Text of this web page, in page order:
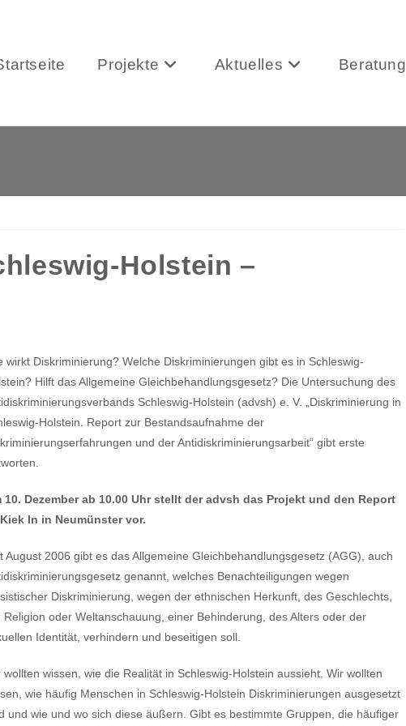
Projekte Aktuelles Beratung
Holstein –
wirkt Diskriminierung? Welche Diskriminierungen gibt es in Schleswig-
Hilft das Allgemeine Gleichbehandlungsgesetz? Die Untersuchung des
Schleswig-Holstein (advsh) e. V. „Diskriminierung in
Holstein. Report zur Bestandsaufnahme der
und der Antidiskriminierungsarbeit“ gibt erste
10. Dezember ab 10.00 Uhr stellt der advsh das Projekt und den Report
In in Neumünster vor.
August 2006 gibt es das Allgemeine Gleichbehandlungsgesetz (AGG), auch
genannt, welches Benachteiligungen wegen
Diskriminierung, wegen der ethnischen Herkunft, des Geschlechts,
Religion oder Weltanschauung, einer Behinderung, des Alters oder der
Identität, verhindern und beseitigen soll.
wollten wissen, wie die Realität in Schleswig-Holstein aussieht. Wir wollten
wie häufig Menschen in Schleswig-Holstein Diskriminierungen ausgesetzt
und wie und wo sich diese äußern. Gibt es bestimmte Gruppen, die häufiger